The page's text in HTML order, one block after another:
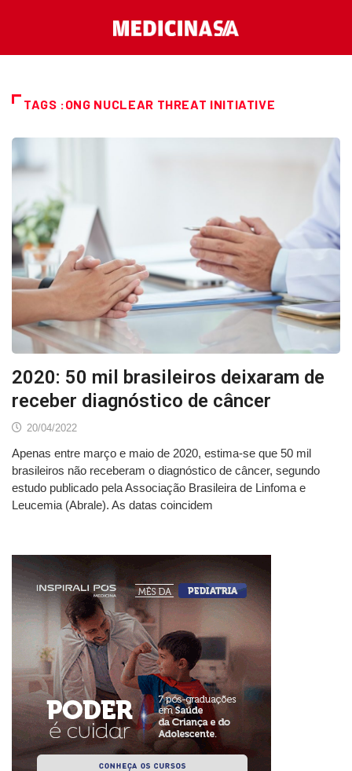
TAGS :ONG NUCLEAR THREAT INITIATIVE
2020: 50 mil brasileiros deixaram de
receber diagnóstico de câncer
20/04/2022
Apenas entre março e maio de 2020, estima-se que 50 mil
brasileiros não receberam o diagnóstico de câncer, segundo
estudo publicado pela Associação Brasileira de Linfoma e
Leucemia (Abrale). As datas coincidem